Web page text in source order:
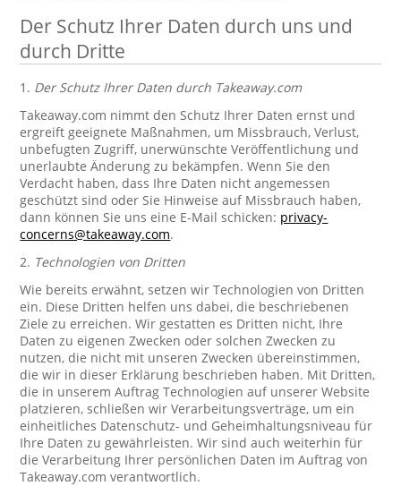
Der Schutz Ihrer Daten durch uns und
durch Dritte
1. Der Schutz Ihrer Daten durch Takeaway.com
Takeaway.com nimmt den Schutz Ihrer Daten ernst und
ergreift geeignete Maßnahmen, um Missbrauch, Verlust,
unbefugten Zugriff, unerwünschte Veröffentlichung und
unerlaubte Änderung zu bekämpfen. Wenn Sie den
Verdacht haben, dass Ihre Daten nicht angemessen
geschützt sind oder Sie Hinweise auf Missbrauch haben,
dann können Sie uns eine E-Mail schicken: privacy-
concerns@takeaway.com.
2. Technologien von Dritten
Wie bereits erwähnt, setzen wir Technologien von Dritten
ein. Diese Dritten helfen uns dabei, die beschriebenen
Ziele zu erreichen. Wir gestatten es Dritten nicht, Ihre
Daten zu eigenen Zwecken oder solchen Zwecken zu
nutzen, die nicht mit unseren Zwecken übereinstimmen,
die wir in dieser Erklärung beschrieben haben. Mit Dritten,
die in unserem Auftrag Technologien auf unserer Website
platzieren, schließen wir Verarbeitungsverträge, um ein
einheitliches Datenschutz- und Geheimhaltungsniveau für
Ihre Daten zu gewährleisten. Wir sind auch weiterhin für
die Verarbeitung Ihrer persönlichen Daten im Auftrag von
Takeaway.com verantwortlich.